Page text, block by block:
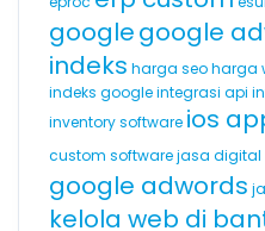
googlegoogle
indeks harga seoharga
indeks googleintegrasi api
inventory software ios
custom softwarejasa digital
google adwords
kelola web di